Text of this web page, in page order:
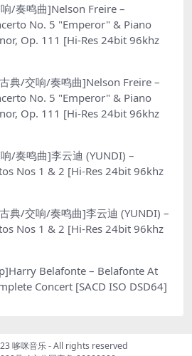
/奏鸣曲]Nelson Freire –
No. 5 "Emperor" & Piano
Op. 111 [Hi-Res 24bit 96khz
典/交响/奏鸣曲]Nelson Freire –
No. 5 "Emperor" & Piano
Op. 111 [Hi-Res 24bit 96khz
/奏鸣曲]李云迪 (YUNDI) –
Nos 1 & 2 [Hi-Res 24bit 96khz
典/交响/奏鸣曲]李云迪 (YUNDI) –
Nos 1 & 2 [Hi-Res 24bit 96khz
Belafonte – Belafonte At
Concert [SACD ISO DSD64]
哆咪音乐- All rights reserved